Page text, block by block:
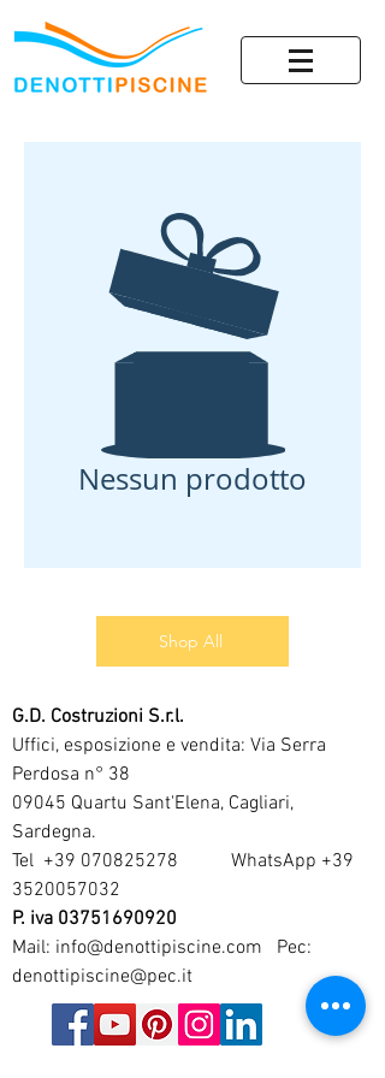
Nessun prodotto
Shop All
G.D. Costruzioni S.r.l.
Uffici, esposizione e vendita: Via Serra
Perdosa n° 38
09045 Quartu Sant'Elena, Cagliari,
Sardegna.
Tel +39 070825278 WhatsApp +39
3520057032
P. iva 03751690920
Mail: info@denottipiscine.com
Pec:
denottipiscine@pec.it